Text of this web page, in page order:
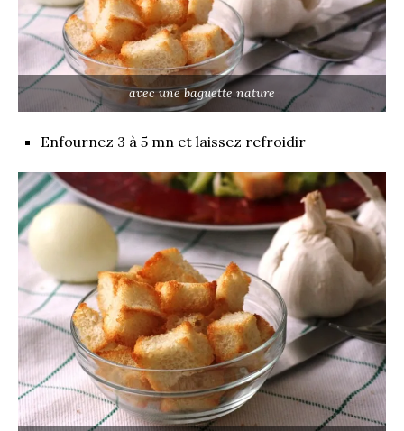
avec une baguette nature
Enfournez 3 à 5 mn et laissez refroidir